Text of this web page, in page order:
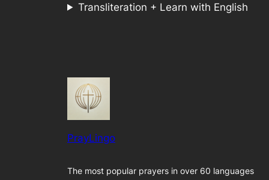
Transliteration + Learn with English
PrayLingo
The most popular prayers in over 60 languages